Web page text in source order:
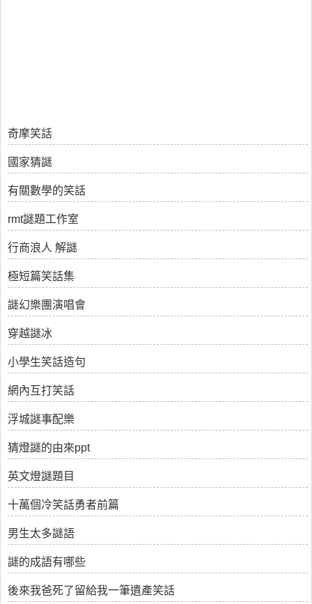
奇摩笑話
國家猜謎
有關數學的笑話
rmt謎題工作室
行商浪人 解謎
極短篇笑話集
謎幻樂團演唱會
穿越謎冰
小學生笑話造句
網內互打笑話
浮城謎事配樂
猜燈謎的由來ppt
英文燈謎題目
十萬個冷笑話勇者前篇
男生太多謎語
謎的成語有哪些
後來我爸死了留給我一筆遺產笑話